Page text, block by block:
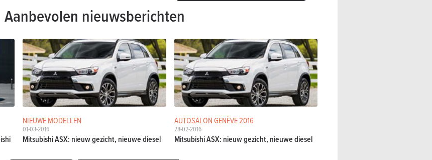
Aanbevolen nieuwsberichten
NIEUWE MODELLEN
01-03-2016
Mitsubishi ASX: nieuw gezicht, nieuwe diesel
AUTOSALON GENÈVE 2016
28-02-2016
Mitsubishi ASX: nieuw gezicht, nieuwe diesel